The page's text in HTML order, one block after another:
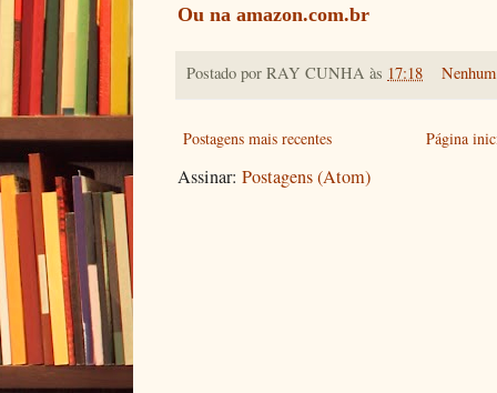
Ou na amazon.com.br
Postado por RAY CUNHA às 17:18
Postagens mais recentes Página
Assinar: Postagens (Atom)